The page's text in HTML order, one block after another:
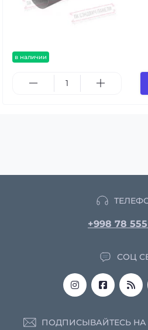
в наличии
+998 78 555
СОЦ
ПОДПИСЫВАЙТЕСЬ